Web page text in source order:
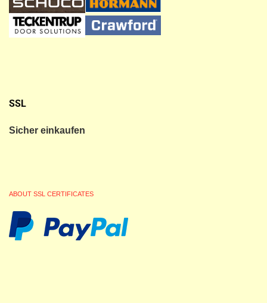
SSL
Sicher einkaufen
ABOUT SSL CERTIFICATES